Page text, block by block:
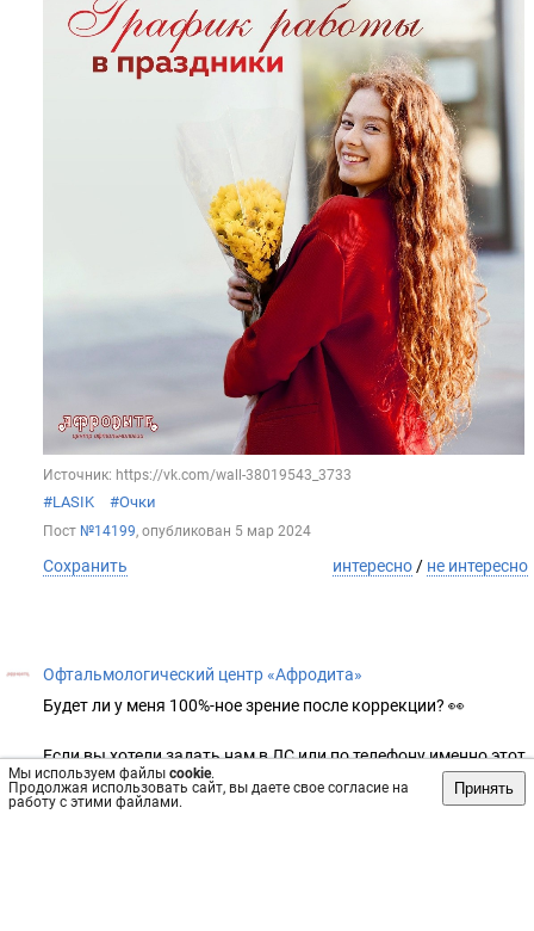
Мы используем файлы cookie.
Продолжая использовать сайт, вы даете свое согласие на
работу с этими файлами.
Принять
Источник: https://vk.com/wall-38019543_3733
#LASIK #Очки
Пост №14199, опубликован 5 мар 2024
Сохранить интересно / не интересно
Офтальмологический центр «Афродита»
Будет ли у меня 100%-ное зрение после коррекции? 👀
Если вы хотели задать нам в ЛС или по телефону именно этот
вопрос, то сначала прочитайте пост 👇